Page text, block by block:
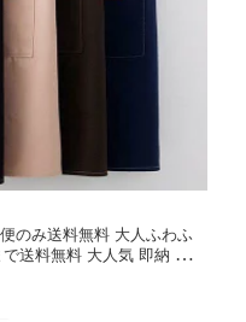
のみ送料無料 大人ふわふ
送料無料 大人気 即納 翌日
ゃれ 男女兼用 袋付き 携帯